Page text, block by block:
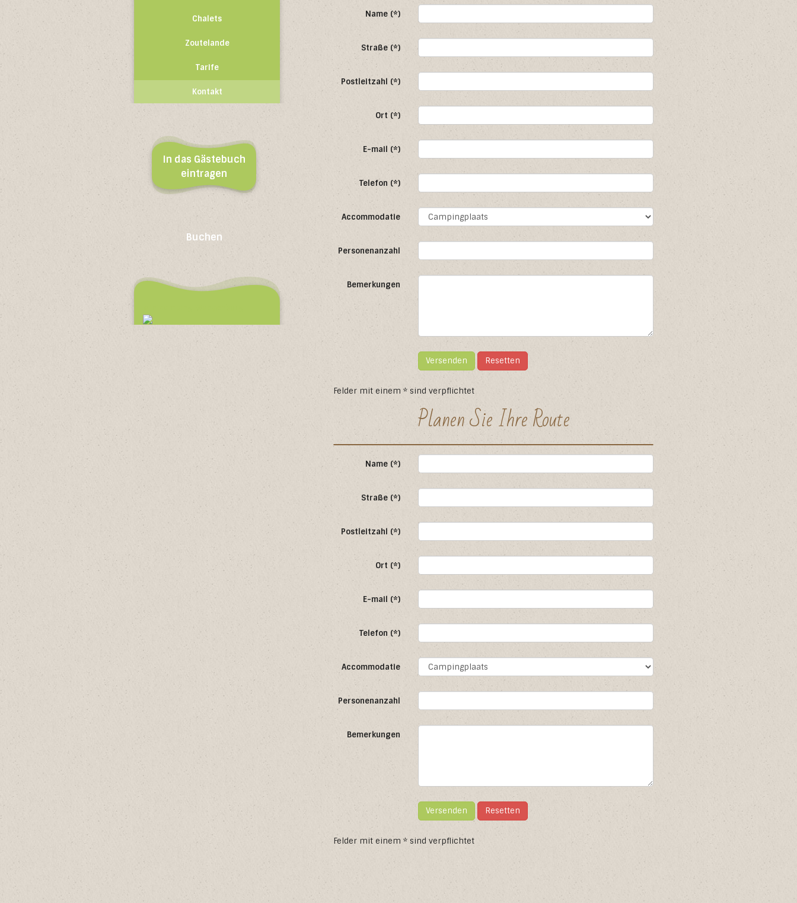
Name (*)
Straße (*)
Postleitzahl (*)
Ort (*)
E-mail (*)
Telefon (*)
Accommodatie
Personenanzahl
Bemerkungen
Versenden Resetten
Felder mit einem * sind verpflichtet
Planen Sie Ihre Route
Name (*)
Straße (*)
Postleitzahl (*)
Ort (*)
E-mail (*)
Telefon (*)
Accommodatie
Personenanzahl
Bemerkungen
Versenden Resetten
Felder mit einem * sind verpflichtet
Chalets
Zoutelande
Tarife
Kontakt
In das Gästebuch
eintragen
Buchen